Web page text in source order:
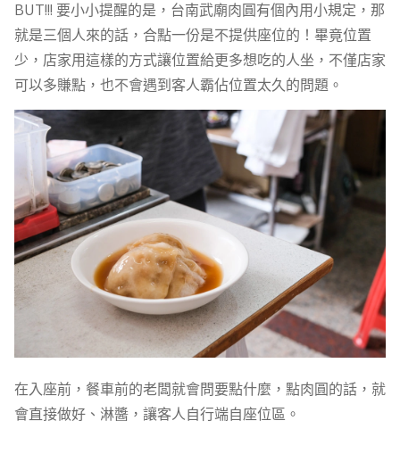
BUT!!! 要小小提醒的是，台南武廟肉圓有個內用小規定，那
就是三個人來的話，合點一份是不提供座位的！畢竟位置
少，店家用這樣的方式讓位置給更多想吃的人坐，不僅店家
可以多賺點，也不會遇到客人霸佔位置太久的問題。
在入座前，餐車前的老闆就會問要點什麼，點肉圓的話，就
會直接做好、淋醬，讓客人自行端自座位區。